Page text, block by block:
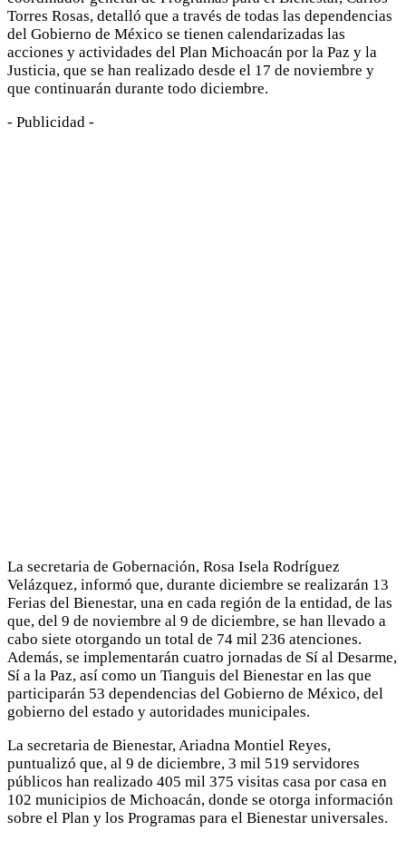
Torres Rosas, detalló que a través de todas las dependencias
del Gobierno de México se tienen calendarizadas las
acciones y actividades del Plan Michoacán por la Paz y la
Justicia, que se han realizado desde el 17 de noviembre y
que continuarán durante todo diciembre.
- Publicidad -
La secretaria de Gobernación, Rosa Isela Rodríguez
Velázquez, informó que, durante diciembre se realizarán 13
Ferias del Bienestar, una en cada región de la entidad, de las
que, del 9 de noviembre al 9 de diciembre, se han llevado a
cabo siete otorgando un total de 74 mil 236 atenciones.
Además, se implementarán cuatro jornadas de Sí al Desarme,
Sí a la Paz, así como un Tianguis del Bienestar en las que
participarán 53 dependencias del Gobierno de México, del
gobierno del estado y autoridades municipales.
La secretaria de Bienestar, Ariadna Montiel Reyes,
puntualizó que, al 9 de diciembre, 3 mil 519 servidores
públicos han realizado 405 mil 375 visitas casa por casa en
102 municipios de Michoacán, donde se otorga información
sobre el Plan y los Programas para el Bienestar universales.